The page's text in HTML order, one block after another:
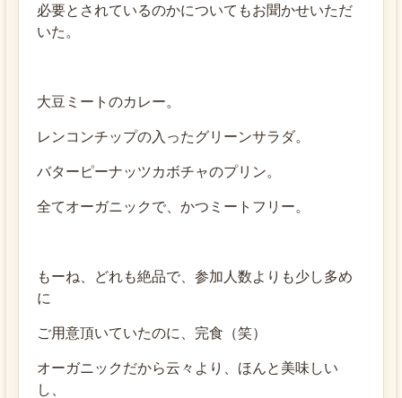
必要とされているのかについてもお聞かせいただ
いた。
大豆ミートのカレー。
レンコンチップの入ったグリーンサラダ。
バターピーナッツカボチャのプリン。
全てオーガニックで、かつミートフリー。
もーね、どれも絶品で、参加人数よりも少し多め
に
ご用意頂いていたのに、完食（笑）
オーガニックだから云々より、ほんと美味しい
し、